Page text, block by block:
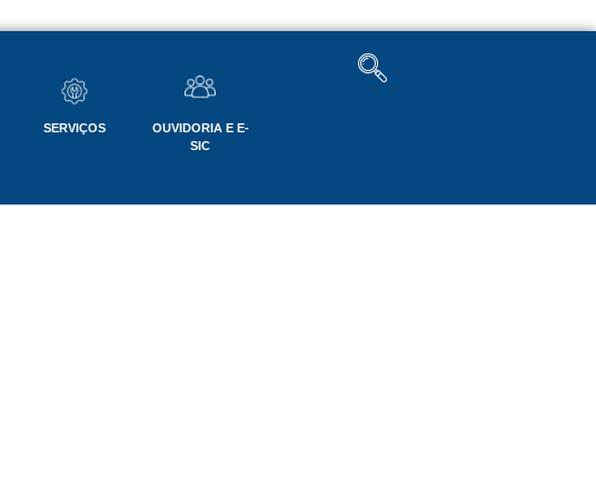
SERVIÇOS
OUVIDORIA E E-
SIC